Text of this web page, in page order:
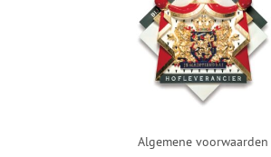
Algemene voorwaarden